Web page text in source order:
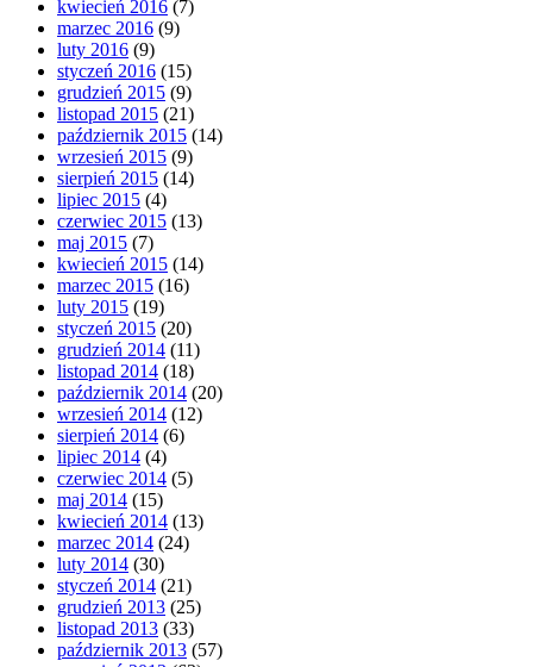
kwiecień 2016 (7)
marzec 2016 (9)
luty 2016 (9)
styczeń 2016 (15)
grudzień 2015 (9)
listopad 2015 (21)
październik 2015 (14)
wrzesień 2015 (9)
sierpień 2015 (14)
lipiec 2015 (4)
czerwiec 2015 (13)
maj 2015 (7)
kwiecień 2015 (14)
marzec 2015 (16)
luty 2015 (19)
styczeń 2015 (20)
grudzień 2014 (11)
listopad 2014 (18)
październik 2014 (20)
wrzesień 2014 (12)
sierpień 2014 (6)
lipiec 2014 (4)
czerwiec 2014 (5)
maj 2014 (15)
kwiecień 2014 (13)
marzec 2014 (24)
luty 2014 (30)
styczeń 2014 (21)
grudzień 2013 (25)
listopad 2013 (33)
październik 2013 (57)